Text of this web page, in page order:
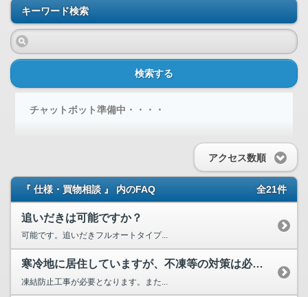
キーワード検索
検索する
チャットボット準備中・・・・
アクセス数順
『 仕様・買物相談 』 内のFAQ 全21件
追いだきは可能ですか？
可能です。追いだきフルオートタイプ...
寒冷地に居住していますが、不凍等の対策は必要ですか？専用の...
凍結防止工事が必要となります。また...